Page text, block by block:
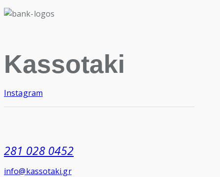
Kassotaki
Instagram
281 028 0452
info@kassotaki.gr